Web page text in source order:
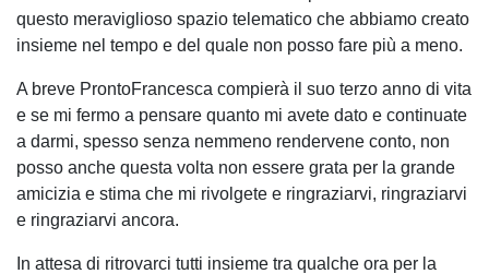
questo meraviglioso spazio telematico che abbiamo creato
insieme nel tempo e del quale non posso fare più a meno.
A breve ProntoFrancesca compierà il suo terzo anno di vita
e se mi fermo a pensare quanto mi avete dato e continuate
a darmi, spesso senza nemmeno rendervene conto, non
posso anche questa volta non essere grata per la grande
amicizia e stima che mi rivolgete e ringraziarvi, ringraziarvi
e ringraziarvi ancora.
In attesa di ritrovarci tutti insieme tra qualche ora per la